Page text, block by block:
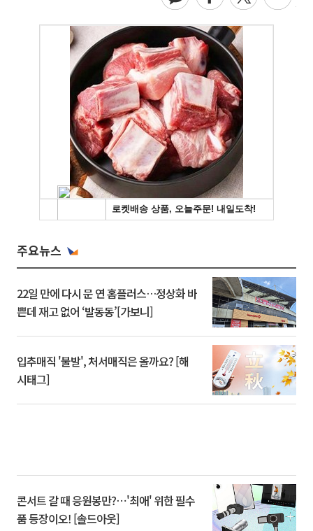
주요뉴스
22일 만에 다시 문 연 홈플러스…정상화 바
쁜데 재고 없어 ‘발동동’[가보니]
입추매직 '불발', 처서매직은 올까요? [해
시태그]
콘서트 갈 때 응원봉만?⋯'최애' 위한 필수
품 등장이오! [솔드아웃]